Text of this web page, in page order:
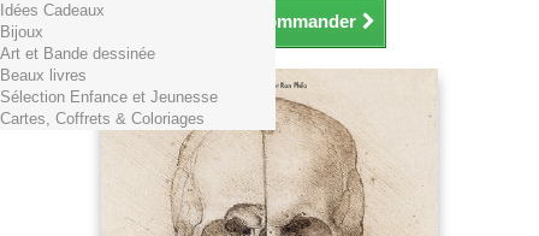
Continuer mes achats Commander
Idées Cadeaux
Bijoux
Art et Bande dessinée
Beaux livres
Sélection Enfance et Jeunesse
Cartes, Coffrets & Coloriages